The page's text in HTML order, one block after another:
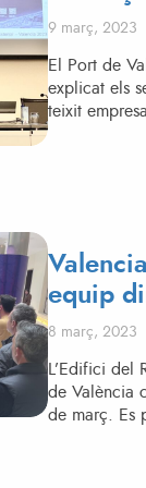
Posted on
9 març, 2023
El Port de
explicat els
teixit
equip
Posted on
8 març, 2023
L’Edifici del
de València
de març. Es